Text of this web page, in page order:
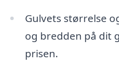
Gulvets størrelse
og bredden på dit
prisen.